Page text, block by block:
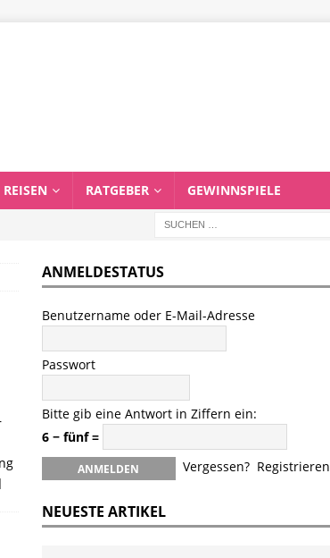
REISEN RATGEBER GEWINNSPIELE
ANMELDESTATUS
Benutzername oder E-Mail-Adresse
Passwort
Bitte gib eine Antwort in Ziffern ein:
6 − fünf =
Vergessen? Registrieren
NEUESTE ARTIKEL